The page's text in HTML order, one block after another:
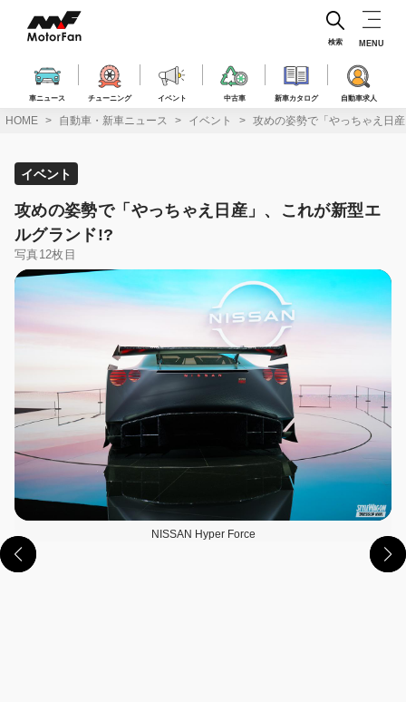
ス
車ニュース チューニング イベント 中古車 新車カタログ 自動車求人
検索 MENU
HOME 自動車・新車ニュース イベント 攻めの姿勢で「やっちゃえ日
イベント
攻めの姿勢で「やっちゃえ日産」、これが新型エ
ルグランド!?
写真12枚目
NISSAN Hyper Force